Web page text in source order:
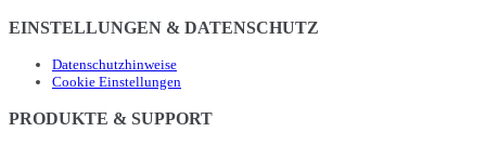
EINSTELLUNGEN & DATENSCHUTZ
Datenschutzhinweise
Cookie Einstellungen
PRODUKTE & SUPPORT